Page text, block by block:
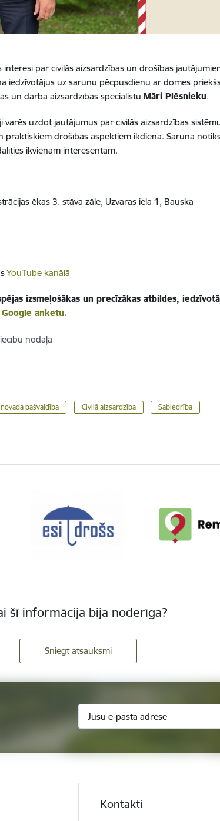
interesi par civilās aizsardzības un drošības
iedzīvotājus uz sarunu pēcpusdienu ar domes
un darba aizsardzības speciālistuMāri Plēsnieku.
varēs uzdot jautājumus par civilās aizsardzības
praktiskiem drošības aspektiem ikdienā. Saruna
ikvienam interesentam.
ēkas 3. stāva zāle, Uzvaras iela 1, Bauska
YouTube kanālā
izsmeļošākas un precīzākas atbildes,
Google anketu.
nodaļa
pašvaldība Civilā aizsardzība Sabiedrība
šī informācija bija noderīga?
Sniegt atsauksmi
Kontakti